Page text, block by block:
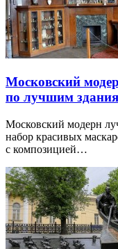
Московский
по лучшим
Московский модерн
набор красивых
с композицией…